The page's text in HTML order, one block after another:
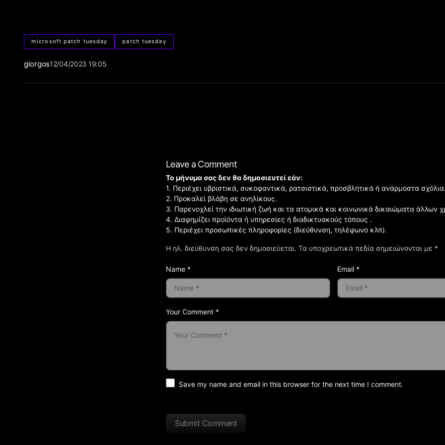
microsoft patch tuesday patch tuesday
giorgos12/04/2023 19:05
Leave a Comment
Η ηλ. διεύθυνση σας δεν δημοσιεύεται. Τα υποχρεωτικά πεδία σημειώνονται με *
Your Comment *
Το μήνυμα σας δεν θα δημοσιευτεί εάν:
1. Περιέχει υβριστικά, συκοφαντικά, ρατσιστικά, προσβλητικά ή ανάρμοστα σχόλια.
2. Προκαλεί βλάβη σε ανηλίκους.
3. Παρενοχλεί την ιδιωτική ζωή και τα ατομικά και κοινωνικά δικαιώματα άλλων
4. Διαφημίζει προϊόντα ή υπηρεσίες ή διαδικτυακούς τόπους .
5. Περιέχει προσωπικές πληροφορίες (διεύθυνση, τηλέφωνο κλπ).
Name * Email *
Save my name and email in this browser for the next time I comment.
Submit Comment